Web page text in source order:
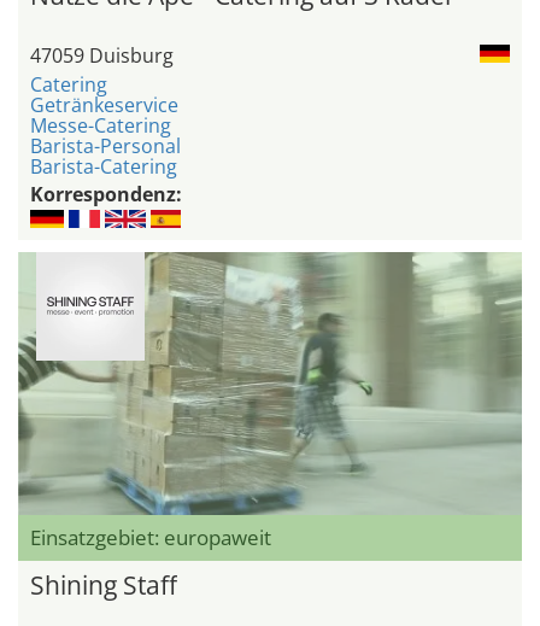
47059 Duisburg
Catering
Getränkeservice
Messe-Catering
Barista-Personal
Barista-Catering
Korrespondenz:
Einsatzgebiet: europaweit
Shining Staff